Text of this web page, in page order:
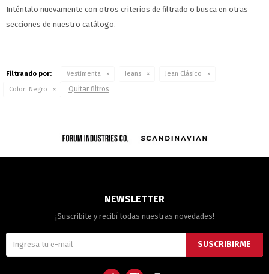
Inténtalo nuevamente con otros criterios de filtrado o busca en otras
secciones de nuestro catálogo.
Filtrando por: Vestimenta Jeans
Jean Clásico
Color: Negro Quitar filtros
NEWSLETTER
¡Suscribite y recibí todas nuestras novedades!
SUSCRIBIRME